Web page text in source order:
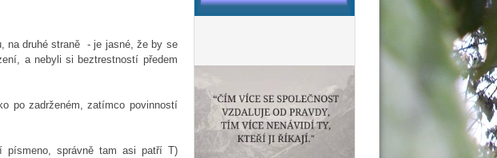
na druhé straně - je jasné, že by se
a nebyli si beztrestností předem
po zadrženém, zatímco povinností
písmeno, správně tam asi patří T)